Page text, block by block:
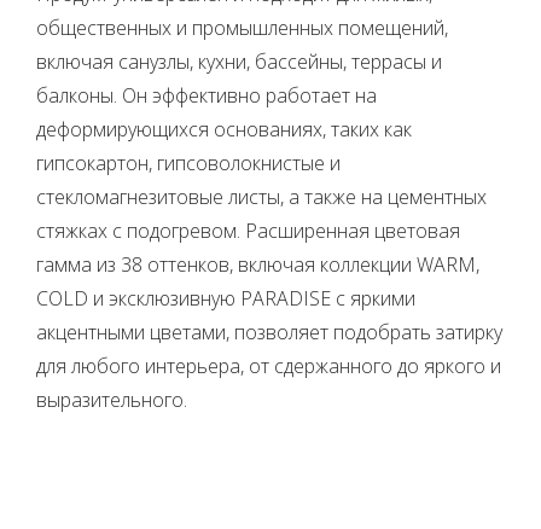
общественных и промышленных помещений,
включая санузлы, кухни, бассейны, террасы и
балконы. Он эффективно работает на
деформирующихся основаниях, таких как
гипсокартон, гипсоволокнистые и
стекломагнезитовые листы, а также на цементных
стяжках с подогревом. Расширенная цветовая
гамма из 38 оттенков, включая коллекции WARM,
COLD и эксклюзивную PARADISE с яркими
акцентными цветами, позволяет подобрать затирку
для любого интерьера, от сдержанного до яркого и
выразительного.